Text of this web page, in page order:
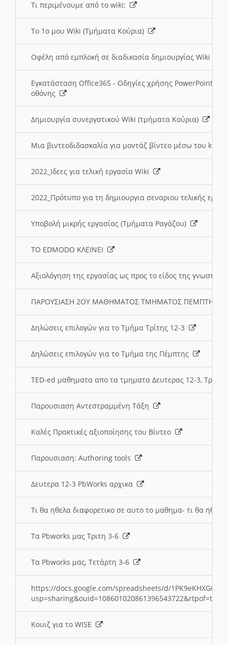
Τι περιμένουμε από το wiki;
Το 1ο μου Wiki (Τμήματα Κούρια)
Οφέλη από εμπλοκή σε διαδικασία δημιουργίας Wiki
Εγκατάσταση Office365 - Οδηγίες χρήσης PowerPoint
οθόνης
Δημιουργία συνεργατικού Wiki (τμήματα Κούρια)
Μια βιντεοδιδασκαλία για μοντάζ βίντεο μέσω του
2022_Ιδεες για τελική εργασία Wiki
2022_Πρότυπο για τη δημιουργια σεναριου τελικής
Υποβολή μικρής εργασίας (Τμήματα Ραγάζου)
ΤΟ EDMODO ΚΛΕΙΝΕΙ
Αξιολόγηση της εργασίας ως προς το είδος της
ΠΑΡΟΥΣΙΑΣΗ 2ΟΥ ΜΑΘΗΜΑΤΟΣ ΤΜΗΜΑΤΟΣ
Δηλώσεις επιλογών για το Τμήμα Τρίτης 12-3
Δηλώσεις επιλογών για το Τμήμα της Πέμπτης
TED-ed μαθηματα απο τα τμηματα Δευτερας 12-3,
Παρουσιαση Αντεστραμμένη Τάξη
Καλές Πρακτικές αξιοποίησης του Βίντεο
Παρουσιαση: Authoring tools
Δευτερα 12-3 PbWorks αρχικα
Τι θα ηθελα διαφορετικο σε αυτο το μαθημα- τι θα
Τα Pbworks μας Τριτη 3-6
Τα Pbworks μας, Τετάρτη 3-6
https://docs.google.com/spreadsheets/d/
Κουιζ για το WISE